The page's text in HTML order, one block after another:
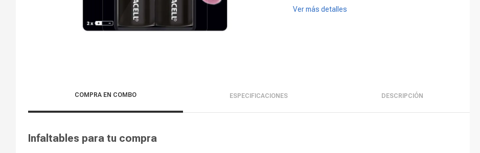
Ver más detalles
COMPRA EN COMBO ESPECIFICACIONES DESCRIPCIÓN
Infaltables para tu compra